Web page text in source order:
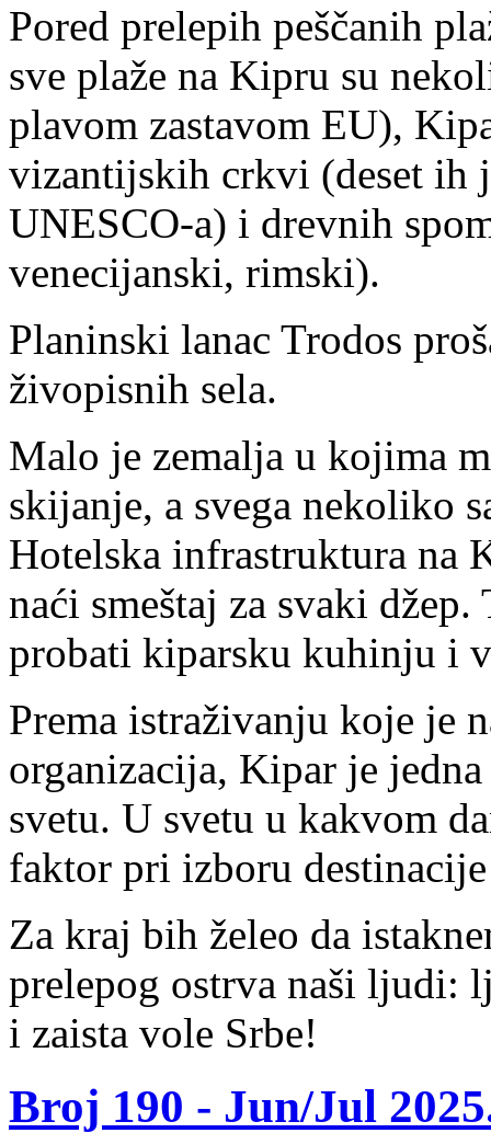
Pored prelepih peščanih
sve plaže na Kipru su
plavom zastavom EU),
vizantijskih crkvi (deset ih
UNESCO-a) i drevnih
venecijanski, rimski).
Planinski lanac Trodos
živopisnih sela.
Malo je zemalja u kojima
skijanje, a svega nekoliko
Hotelska infrastruktura na
naći smeštaj za svaki
probati kiparsku kuhinju i
Prema istraživanju koje je
organizacija, Kipar je
svetu. U svetu u kakvom
faktor pri izboru
Za kraj bih želeo da
prelepog ostrva naši
i zaista vole Srbe!
Broj 190 - Jun/Jul